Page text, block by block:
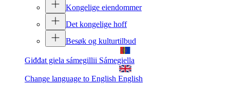
Kongelige eiendommer
Det kongelige hoff
Besøk og kulturtilbud
Giđđat giela sámegillii Sámegiella
Change language to English English